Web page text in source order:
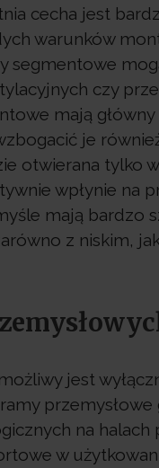
cecha jest
warunków
segmentowe
czy
mają główny
je
otwierana tylko
wpłynie na
mają bardzo
z niskim,
jest
przemysłowe
na halach
w